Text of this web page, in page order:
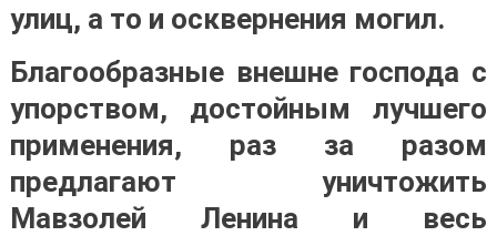
улиц, а то и осквернения могил.
Благообразные внешне господа с
упорством, достойным лучшего
применения, раз за разом
предлагают уничтожить
Мавзолей Ленина и весь